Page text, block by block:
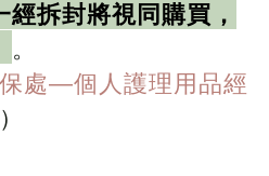
經拆封將視同購買，
。
處—個人護理用品經
）